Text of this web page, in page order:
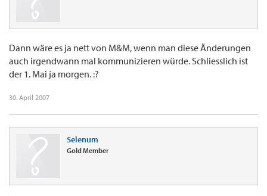
Dann wäre es ja nett von M&M, wenn man diese Änderungen
auch irgendwann mal kommunizieren würde. Schliesslich ist
der 1. Mai ja morgen. :?
30. April 2007
Selenum
Gold Member